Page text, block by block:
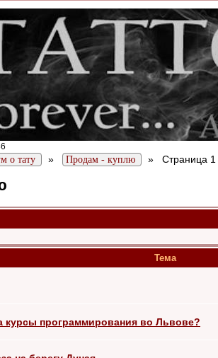
о тату » Продам - куплю » Страница 1
Тема
курсы программирования во Львове?